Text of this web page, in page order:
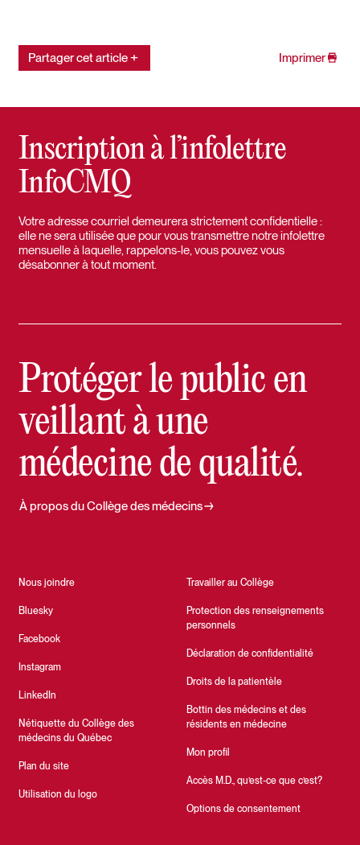
Partager cet article Imprimer
Inscription à l’infolettre
InfoCMQ
Votre adresse courriel demeurera strictement confidentielle :
elle ne sera utilisée que pour vous transmettre notre infolettre
mensuelle à laquelle, rappelons-le, vous pouvez vous
désabonner à tout moment.
Protéger le public en
veillant à une
médecine de qualité.
Nous joindre
Bluesky
Facebook
Instagram
LinkedIn
Nétiquette du Collège des
médecins du Québec
Plan du site
Utilisation du logo
Travailler au Collège
Protection des renseignements
personnels
Déclaration de confidentialité
Droits de la patientèle
Bottin des médecins et des
résidents en médecine
Mon profil
Accès M.D., qu’est-ce que c’est?
Options de consentement
À propos du Collège des médecins